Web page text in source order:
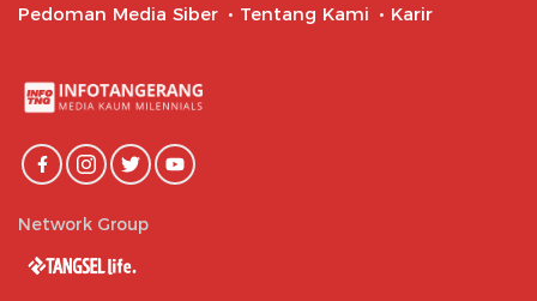
Pedoman Media Siber
Tentang Kami Karir
Network Group